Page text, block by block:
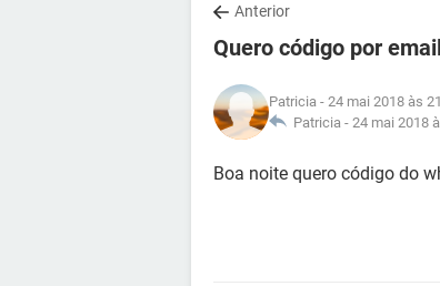
Anterior
Quero código por email
Patricia - 24 mai 2018 às
Patricia - 24 mai 2018
Boa noite quero código do